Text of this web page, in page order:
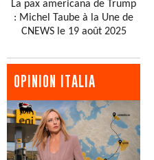
La pax americana de Trump
: Michel Taube à la Une de
CNEWS le 19 août 2025
OPINION ITALIA